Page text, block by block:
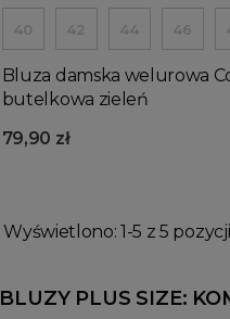
40 42 44 46
Bluza damska welurowa
butelkowa zieleń
79,90 zł
Wyświetlono: 1-5 z 5 pozycji
BLUZY PLUS SIZE: